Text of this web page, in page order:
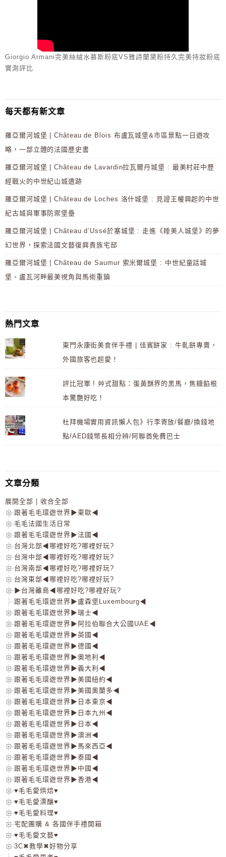
Giorgio Armani完美絲絨水慕斯粉底VS雅詩蘭黛粉持久完美持妝粉底
實測評比
每天都有新文章
羅亞爾河城堡 | Château de Blois 布盧瓦城堡&市區景點一日遊攻
略，一部立體的法國歷史書
羅亞爾河城堡 | Château de Lavardin拉瓦爾丹城堡 : 最美村莊中歷
經戰火的中世紀山城遺跡
羅亞爾河城堡 | Château de Loches 洛什城堡 : 見證王權興起的中世
紀古城與軍事防禦堡壘
羅亞爾河城堡 | Château d’Ussé於塞城堡 : 走進《睡美人城堡》的夢
幻世界，探索法國文藝復興貴族宅邸
羅亞爾河城堡 | Château de Saumur 索米爾城堡 : 中世紀童話城
堡、盧瓦河畔最美視角與馬術重鎮
熱門文章
東門永康街美食伴手禮 | 佳賓餅家 : 牛軋餅專賣，
外國旅客也超愛！
評比冠軍 ! 艸式甜點：蛋黃酥界的黑馬，焦糖餡根
本驚艷好吃！
杜拜機場實用資訊懶人包》行李寄放/餐廳/換錢地
點/AED錢幣長相分辨/阿聯酋免費巴士
文章分類
展開全部
收合全部
跟著毛毛環遊世界▶東歐◀
毛毛法國生活日常
跟著毛毛環遊世界▶法國◀
台灣北部◀哪裡好吃?哪裡好玩?
台灣中部◀哪裡好吃?哪裡好玩?
台灣南部◀哪裡好吃?哪裡好玩?
台灣東部◀哪裡好吃?哪裡好玩?
▶台灣離島◀哪裡好吃?哪裡好玩?
跟著毛毛環遊世界▶盧森堡Luxembourg◀
跟著毛毛環遊世界▶瑞士◀
跟著毛毛環遊世界▶阿拉伯聯合大公國UAE◀
跟著毛毛環遊世界▶英國◀
跟著毛毛環遊世界▶德國◀
跟著毛毛環遊世界▶奧地利◀
跟著毛毛環遊世界▶義大利◀
跟著毛毛環遊世界▶美國紐約◀
跟著毛毛環遊世界▶美國奧蘭多◀
跟著毛毛環遊世界▶日本東京◀
跟著毛毛環遊世界▶日本九州◀
跟著毛毛環遊世界▶日本◀
跟著毛毛環遊世界▶澳洲◀
跟著毛毛環遊世界▶馬來西亞◀
跟著毛毛環遊世界▶泰國◀
跟著毛毛環遊世界▶中國◀
跟著毛毛環遊世界▶香港◀
♥毛毛愛烘焙♥
♥毛毛愛漂釀♥
♥毛毛愛料理♥
宅配團購 & 各國伴手禮開箱
♥毛毛愛文藝♥
3C✖教學✖好物分享